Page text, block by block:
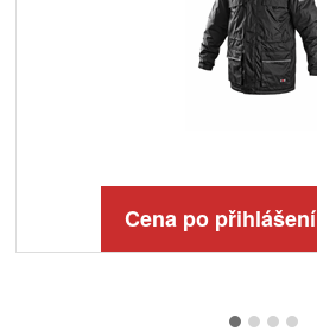
Cena po přihlášení